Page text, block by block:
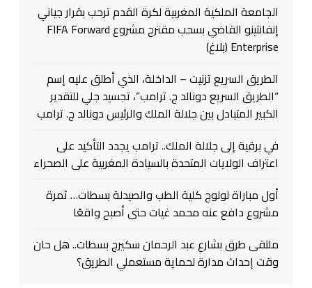
الجامعة الملكية المغربية لكرة القدم ترحب بقرار جياني
إنفانتينو القاضي بسحب مقترح مشروع FIFA Forward
Enterprise (بلاغ)
الطريق السريع تزنيت – الداخلة، الذي أطلق عليه إسم
“الطريق السريع دونالد ج. ترامب”، تجسيد جلي للتقدير
الكبير المتبادل بين جلالة الملك والرئيس دونالد ج. ترامب
في برقية إلى جلالة الملك.. ترامب يجدد التأكيد على
اعتراف الولايات المتحدة بالسيادة المغربية على الصحراء
أول مباراة لولوج كلية الطب والصيدلة بسطات… ثمرة
مشروع دافع عنه محمد غيات حتى أصبح واقعًا
ملتقى طرق بشارع عبد الرحمان سكيرج بسطات.. هل حان
وقت إحداث مدارة لحماية مستعملي الطريق؟